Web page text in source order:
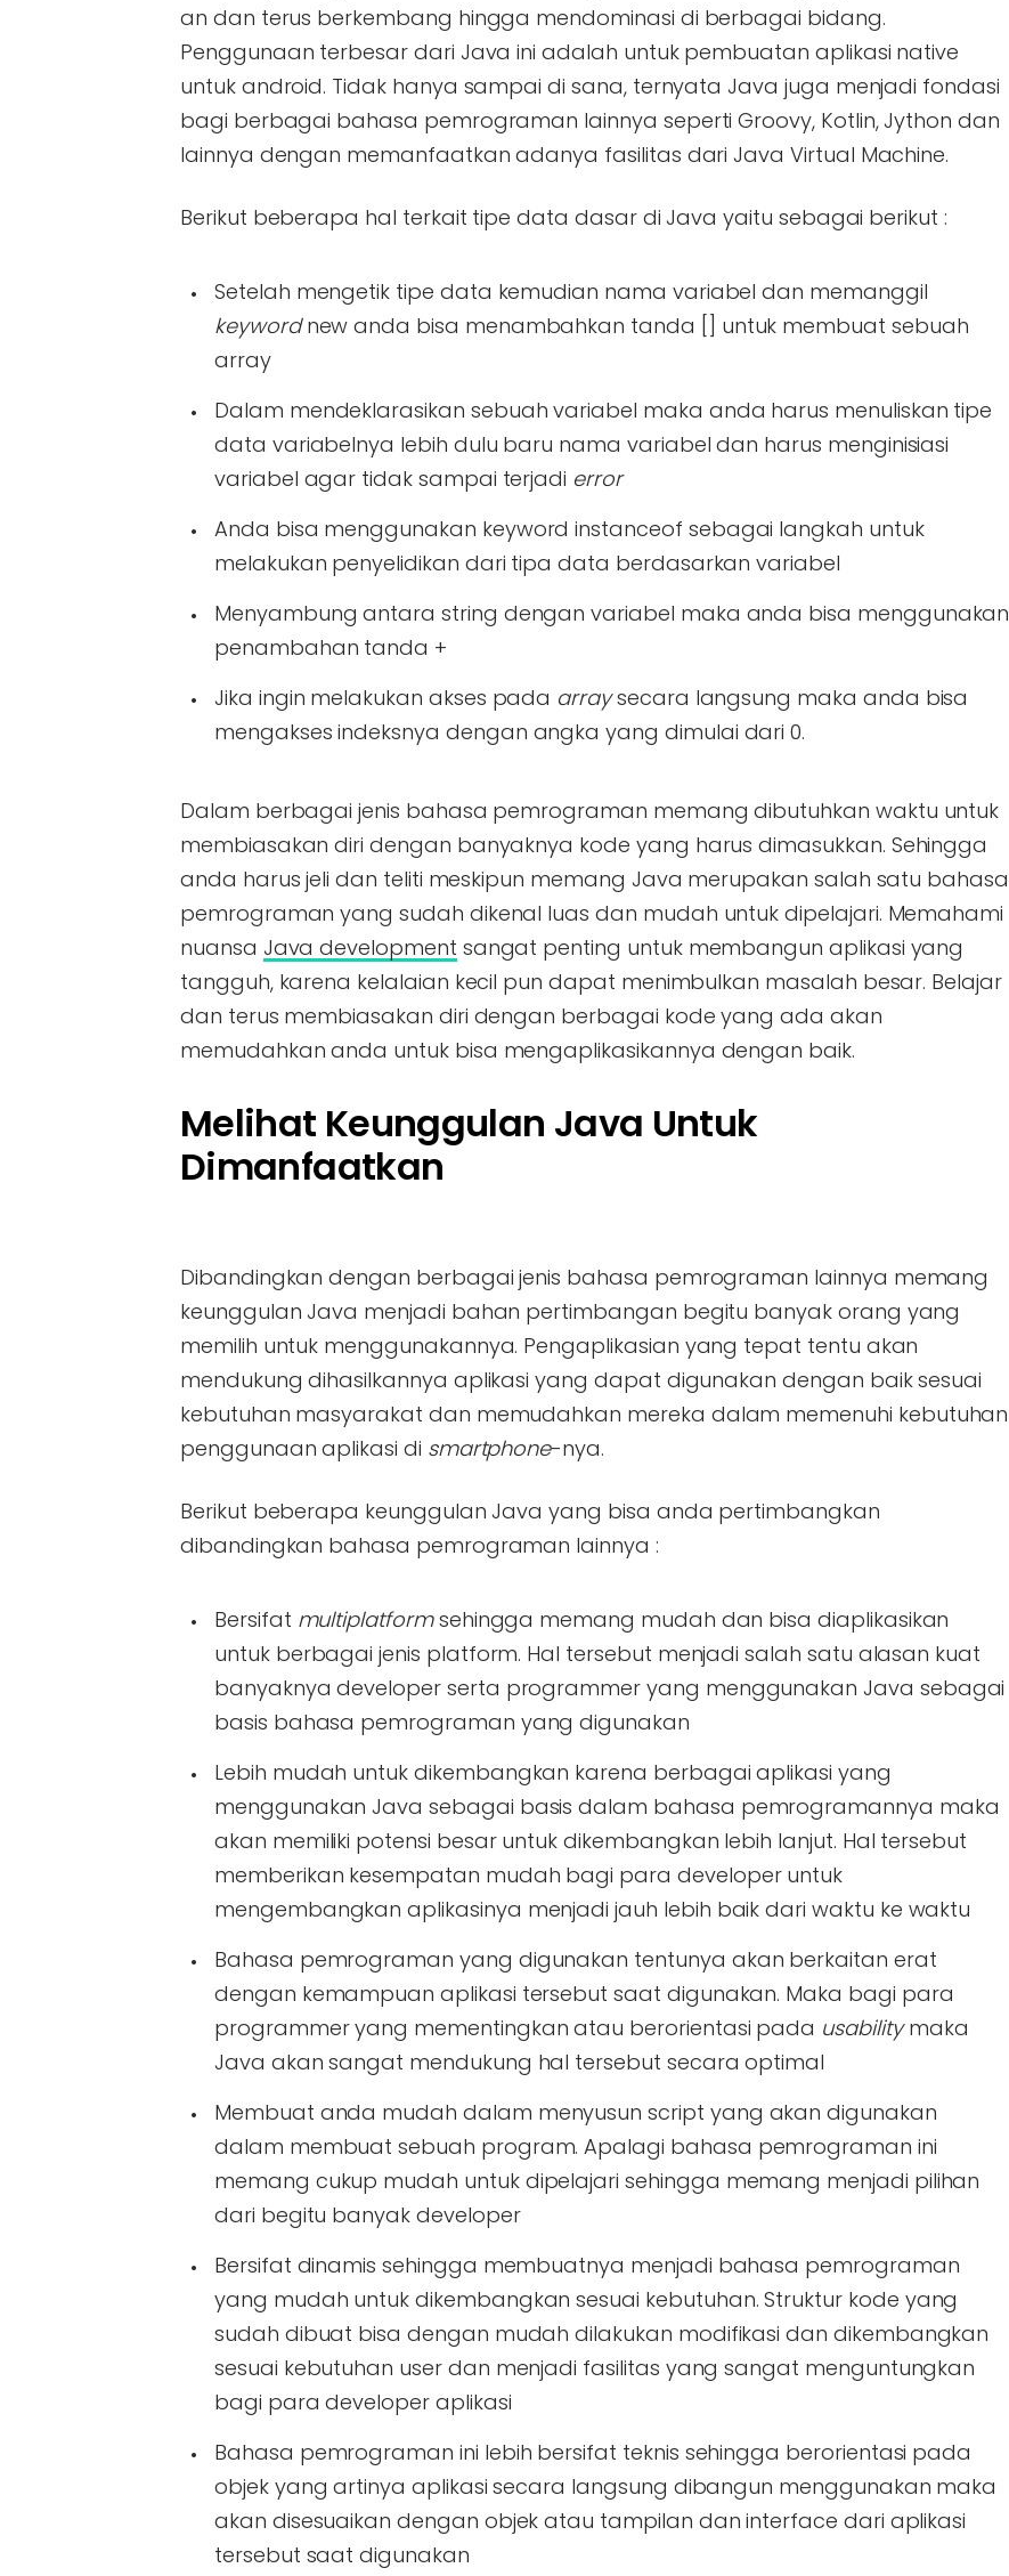
an dan terus berkembang hingga mendominasi di berbagai bidang.
Penggunaan terbesar dari Java ini adalah untuk pembuatan aplikasi native
untuk android. Tidak hanya sampai di sana, ternyata Java juga menjadi fondasi
bagi berbagai bahasa pemrograman lainnya seperti Groovy, Kotlin, Jython dan
lainnya dengan memanfaatkan adanya fasilitas dari Java Virtual Machine.
Berikut beberapa hal terkait tipe data dasar di Java yaitu sebagai berikut :
Setelah mengetik tipe data kemudian nama variabel dan memanggil
keywordnew anda bisa menambahkan tanda [] untuk membuat sebuah
array
Dalam mendeklarasikan sebuah variabel maka anda harus menuliskan tipe
data variabelnya lebih dulu baru nama variabel dan harus menginisiasi
variabel agar tidak sampai terjadi error
Anda bisa menggunakan keyword instanceof sebagai langkah untuk
melakukan penyelidikan dari tipa data berdasarkan variabel
Menyambung antara string dengan variabel maka anda bisa menggunakan
penambahan tanda +
Jika ingin melakukan akses pada arraysecara langsung maka anda bisa
mengakses indeksnya dengan angka yang dimulai dari 0.
Dalam berbagai jenis bahasa pemrograman memang dibutuhkan waktu untuk
membiasakan diri dengan banyaknya kode yang harus dimasukkan. Sehingga
anda harus jeli dan teliti meskipun memang Java merupakan salah satu bahasa
pemrograman yang sudah dikenal luas dan mudah untuk dipelajari. Memahami
nuansa Java development sangat penting untuk membangun aplikasi yang
tangguh, karena kelalaian kecil pun dapat menimbulkan masalah besar. Belajar
dan terus membiasakan diri dengan berbagai kode yang ada akan
memudahkan anda untuk bisa mengaplikasikannya dengan baik.
Melihat Keunggulan Java Untuk
Dimanfaatkan
Dibandingkan dengan berbagai jenis bahasa pemrograman lainnya memang
keunggulan Java menjadi bahan pertimbangan begitu banyak orang yang
memilih untuk menggunakannya. Pengaplikasian yang tepat tentu akan
mendukung dihasilkannya aplikasi yang dapat digunakan dengan baik sesuai
kebutuhan masyarakat dan memudahkan mereka dalam memenuhi kebutuhan
penggunaan aplikasi di smartphone-nya.
Berikut beberapa keunggulan Java yang bisa anda pertimbangkan
dibandingkan bahasa pemrograman lainnya :
Bersifat multiplatformsehingga memang mudah dan bisa diaplikasikan
untuk berbagai jenis platform. Hal tersebut menjadi salah satu alasan kuat
banyaknya developer serta programmer yang menggunakan Java sebagai
basis bahasa pemrograman yang digunakan
Lebih mudah untuk dikembangkan karena berbagai aplikasi yang
menggunakan Java sebagai basis dalam bahasa pemrogramannya maka
akan memiliki potensi besar untuk dikembangkan lebih lanjut. Hal tersebut
memberikan kesempatan mudah bagi para developer untuk
mengembangkan aplikasinya menjadi jauh lebih baik dari waktu ke waktu
Bahasa pemrograman yang digunakan tentunya akan berkaitan erat
dengan kemampuan aplikasi tersebut saat digunakan. Maka bagi para
programmer yang mementingkan atau berorientasi pada usabilitymaka
Java akan sangat mendukung hal tersebut secara optimal
Membuat anda mudah dalam menyusun script yang akan digunakan
dalam membuat sebuah program. Apalagi bahasa pemrograman ini
memang cukup mudah untuk dipelajari sehingga memang menjadi pilihan
dari begitu banyak developer
Bersifat dinamis sehingga membuatnya menjadi bahasa pemrograman
yang mudah untuk dikembangkan sesuai kebutuhan. Struktur kode yang
sudah dibuat bisa dengan mudah dilakukan modifikasi dan dikembangkan
sesuai kebutuhan user dan menjadi fasilitas yang sangat menguntungkan
bagi para developer aplikasi
Bahasa pemrograman ini lebih bersifat teknis sehingga berorientasi pada
objek yang artinya aplikasi secara langsung dibangun menggunakan maka
akan disesuaikan dengan objek atau tampilan dan interface dari aplikasi
tersebut saat digunakan